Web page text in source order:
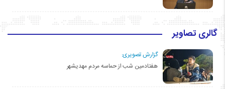
گالری تصاویر
گزارش تصویری:
هفتادمین شب از حماسه مردم مهدیشهر